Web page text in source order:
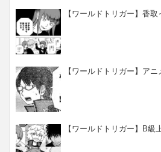
【ワールドトリガー】香
【ワールドトリガー】ア
【ワールドトリガー】B級